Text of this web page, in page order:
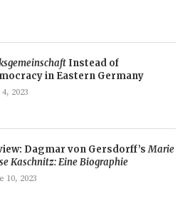
Instead of
in Eastern Germany
2023
Dagmar von Gersdorff’sMarie
Kaschnitz: Eine Biographie
10, 2023